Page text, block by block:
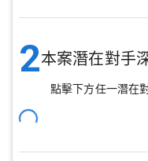
2本案潛在對手
點擊下方任一潛在